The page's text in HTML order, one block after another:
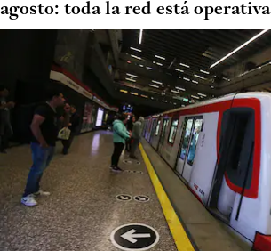
agosto: toda la red está operativa